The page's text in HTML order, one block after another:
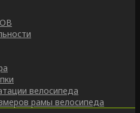
велосипеда
рамы велосипеда